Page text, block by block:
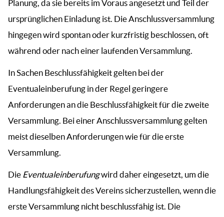
Planung, da sie bereits im Voraus angesetzt und Teil der
ursprünglichen Einladung ist. Die Anschlussversammlung
hingegen wird spontan oder kurzfristig beschlossen, oft
während oder nach einer laufenden Versammlung.
In Sachen Beschlussfähigkeit gelten bei der
Eventualeinberufung in der Regel geringere
Anforderungen an die Beschlussfähigkeit für die zweite
Versammlung. Bei einer Anschlussversammlung gelten
meist dieselben Anforderungen wie für die erste
Versammlung.
Die Eventualeinberufungwird daher eingesetzt, um die
Handlungsfähigkeit des Vereins sicherzustellen, wenn die
erste Versammlung nicht beschlussfähig ist. Die